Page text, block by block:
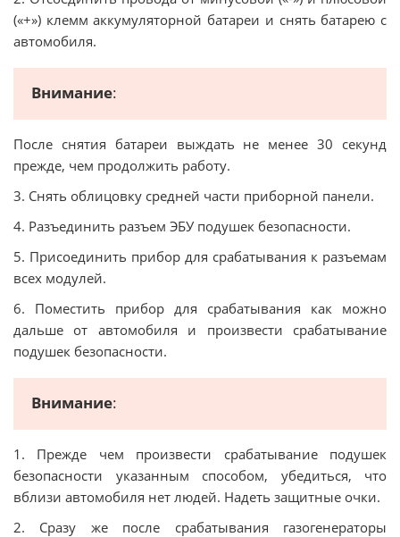
(«+») клемм аккумуляторной батареи и снять батарею с
автомобиля.
Внимание:
После снятия батареи выждать не менее 30 секунд
прежде, чем продолжить работу.
3. Снять облицовку средней части приборной панели.
4. Разъединить разъем ЭБУ подушек безопасности.
5. Присоединить прибор для срабатывания к разъемам
всех модулей.
6. Поместить прибор для срабатывания как можно
дальше от автомобиля и произвести срабатывание
подушек безопасности.
Внимание:
1. Прежде чем произвести срабатывание подушек
безопасности указанным способом, убедиться, что
вблизи автомобиля нет людей. Надеть защитные очки.
2. Сразу же после срабатывания газогенераторы